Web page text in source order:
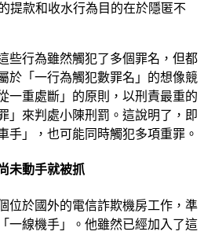
提款和收水行為目的在於隱匿不
些行為雖然觸犯了多個罪名，但都
於「一行為觸犯數罪名」的想像競
一重處斷」的原則，以刑責最重的
」來判處小陳刑罰。這說明了，即
手」，也可能同時觸犯多項重罪。
未動手就被抓
位於國外的電信詐欺機房工作，準
一線機手」。他雖然已經加入了這